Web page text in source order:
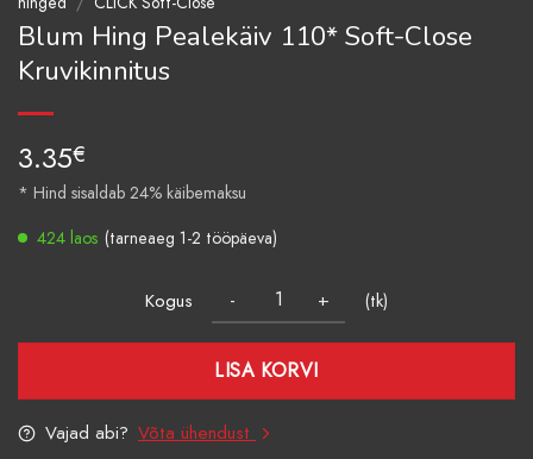
Blum Hing Pealekäiv 110* Soft-Close
Kruvikinnitus
3.35€
* Hind sisaldab 24% käibemaksu
424 laos (tarneaeg 1-2 tööpäeva)
Kogus (tk)
LISA KORVI
Vajad abi? Võta ühendust